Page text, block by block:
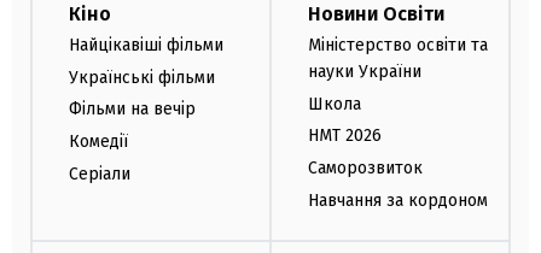
Кіно
Найцікавіші фільми
Українські фільми
Фільми на вечір
Комедії
Серіали
Новини Освіти
Міністерство освіти та
науки України
Школа
НМТ 2026
Саморозвиток
Навчання за кордоном